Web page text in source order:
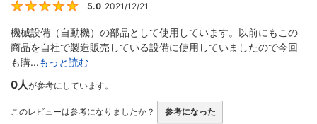
5.0 2021/12/21
機械設備（自動機）の部品として使用しています。以前にもこの
商品を自社で製造販売している設備に使用していましたので今回
も購...もっと読む
0人が参考にしています。
このレビューは参考になりましたか？ 参考になった